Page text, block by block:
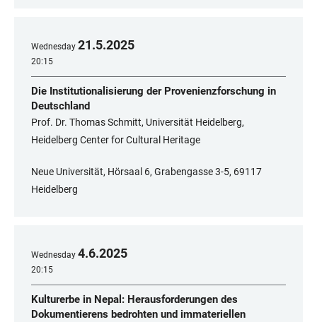
Wednesday 21.5.2025
20:15
Die Institutionalisierung der Provenienzforschung in
Deutschland
Prof. Dr. Thomas Schmitt, Universität Heidelberg,
Heidelberg Center for Cultural Heritage
Neue Universität, Hörsaal 6, Grabengasse 3-5, 69117
Heidelberg
Wednesday 4.6.2025
20:15
Kulturerbe in Nepal: Herausforderungen des
Dokumentierens bedrohten und immateriellen